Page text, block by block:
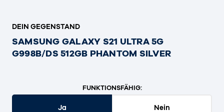
DEIN GEGENSTAND
SAMSUNG GALAXY S21 ULTRA 5G
G998B/DS 512GB PHANTOM SILVER
FUNKTIONSFÄHIG:
Ja Nein